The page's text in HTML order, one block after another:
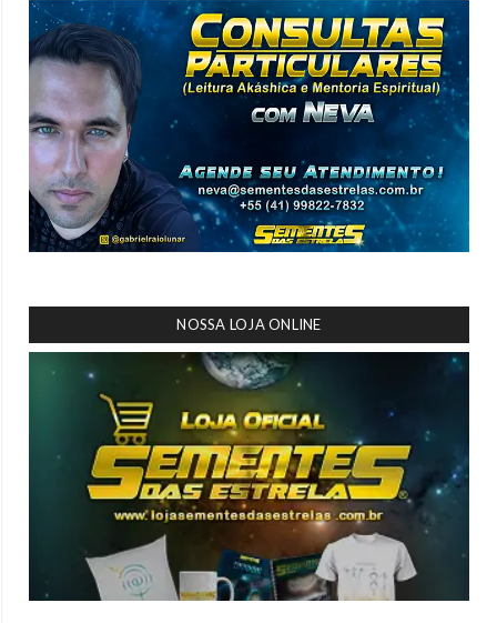
NOSSA LOJA ONLINE